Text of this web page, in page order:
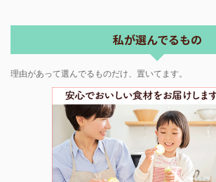
私が選んでるもの
理由があって選んでるものだけ、置いてます。